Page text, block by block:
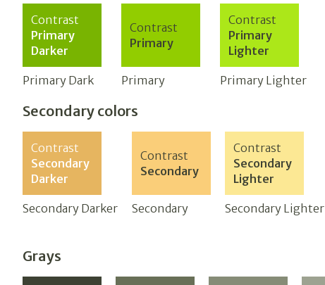
Contrast
Primary
Darker
Primary Dark
Contrast
Primary
Primary
Contrast
Primary
Lighter
Primary Lighter
Secondary colors
Contrast
Secondary
Darker
Secondary Darker
Contrast
Secondary
Secondary
Contrast
Secondary
Lighter
Secondary Lighter
Grays